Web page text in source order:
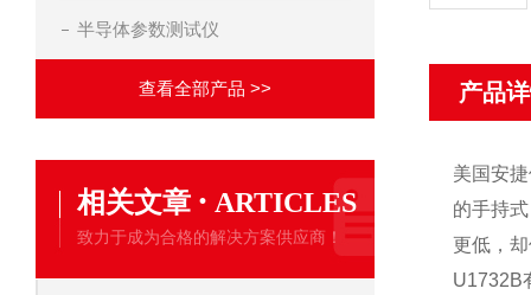
半导体参数测试仪
查看全部产品 >>
相关文章 · ARTICLES
致力于成为合格的解决方案供应商！
产品
美国安
的手持式
更低，
U1732B